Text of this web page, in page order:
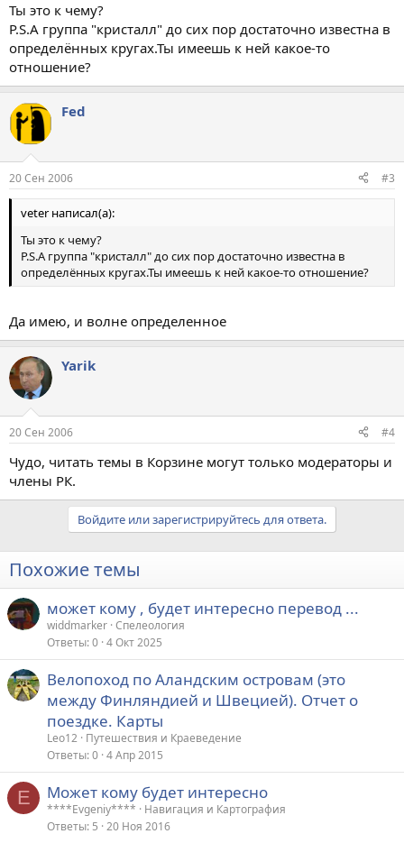
Ты это к чему?
P.S.А группа "кристалл" до сих пор достаточно известна в
определённых кругах.Ты имеешь к ней какое-то
отношение?
Fed
20 Сен 2006 #3
veter написал(а):
Ты это к чему?
P.S.А группа "кристалл" до сих пор достаточно известна в
определённых кругах.Ты имеешь к ней какое-то отношение?
Да имею, и волне определенное
Yarik
20 Сен 2006 #4
Чудо, читать темы в Корзине могут только модераторы и
члены РК.
Войдите или зарегистрируйтесь для ответа.
Похожие темы
может кому , будет интересно перевод ...
widdmarker Спелеология
Ответы 0 4 Окт 2025
Велопоход по Аландским островам (это
между Финляндией и Швецией). Отчет о
поездке. Карты
Leo12 Путешествия и Краеведение
Ответы 0 4 Апр 2015
E Может кому будет интересно
****Evgeniy****
Навигация и Картография
Ответы 5 20 Ноя 2016